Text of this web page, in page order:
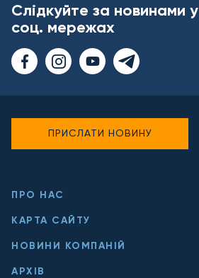
Слідкуйте за новинами у
соц. мережах
ПРО НАС
КАРТА САЙТУ
НОВИНИ КОМПАНІЙ
АРХІВ
ПРИСЛАТИ НОВИНУ